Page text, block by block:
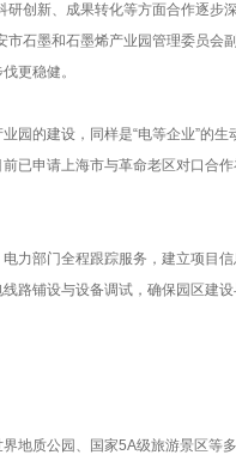
创新、成果转化等方面合作逐步
市石墨和石墨烯产业园管理委员会
更稳健。
的建设，同样是“电等企业”的生
已申请上海市与革命老区对口合
部门全程跟踪服务，建立项目信
路铺设与设备调试，确保园区建
质公园、国家5A级旅游景区等